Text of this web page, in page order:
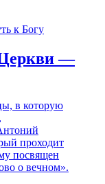
—
в которую
проходит
посвящен
о вечном».